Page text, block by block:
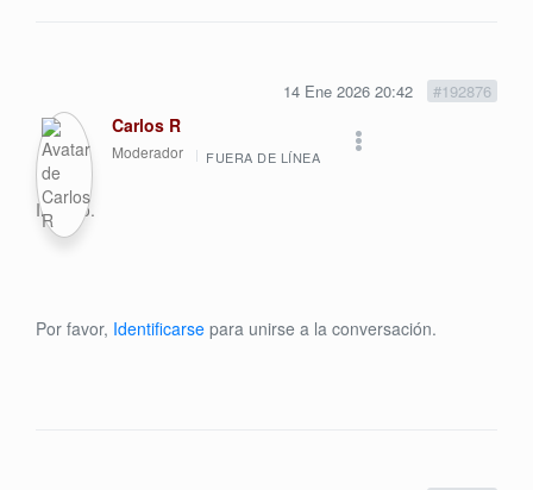
14 Ene 2026 20:42 #192876
Carlos R
Moderador FUERA DE LÍNEA
Inscrito.
Por favor, Identificarse para unirse a la conversación.